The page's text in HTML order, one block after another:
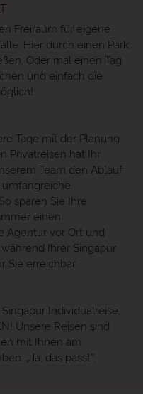
Freiraum für eigene
Hier durch einen Park
Oder mal einen Tag
und einfach die
Tage mit der Planung
Privatreisen hat Ihr
Team den Ablauf
sparen Sie Ihre
einen
Agentur vor Ort und
Ihrer Singapur
Sie erreichbar.
Individualreise,
Unsere Reisen sind
mit Ihnen am
„Ja, das passt“.